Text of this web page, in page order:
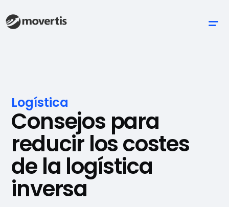
Logística
Consejos para
reducir los costes
de la logística
inversa